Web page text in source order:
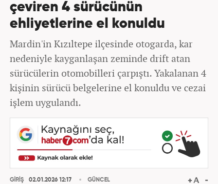
çeviren 4 sürücünün
ehliyetlerine el konuldu
Mardin'in Kızıltepe ilçesinde otogarda, kar
nedeniyle kayganlaşan zeminde drift atan
sürücülerin otomobilleri çarpıştı. Yakalanan 4
kişinin sürücü belgelerine el konuldu ve cezai
işlem uygulandı.
GİRİŞ
02.01.2026 12:17
GÜNCEL